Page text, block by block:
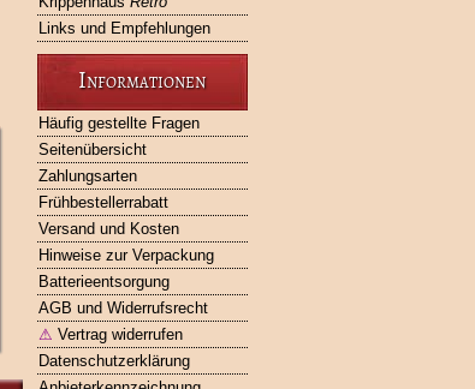
Links und Empfehlungen
Informationen
Häufig gestellte Fragen
Seitenübersicht
Zahlungsarten
Frühbestellerrabatt
Versand und Kosten
Hinweise zur Verpackung
Batterieentsorgung
AGB und Widerrufsrecht
⚠ Vertrag widerrufen
Datenschutzerklärung